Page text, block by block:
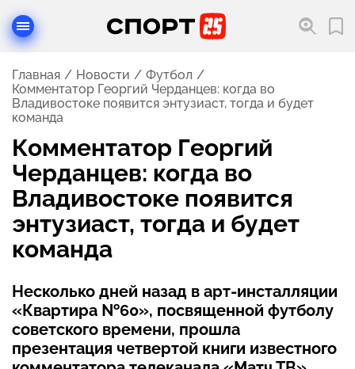
Главная Новости
Футбол
Комментатор Георгий Черданцев: когда во
Владивостоке появится энтузиаст, тогда и будет
команда
Комментатор Георгий
Черданцев: когда во
Владивостоке появится
энтузиаст, тогда и будет
команда
Несколько дней назад в арт-инсталляции
«Квартира №60», посвященной футболу
советского времени, прошла
презентация четвертой книги известного